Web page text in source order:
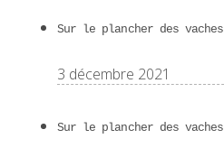
Sur le plancher des vaches
3 décembre 2021
Sur le plancher des vaches